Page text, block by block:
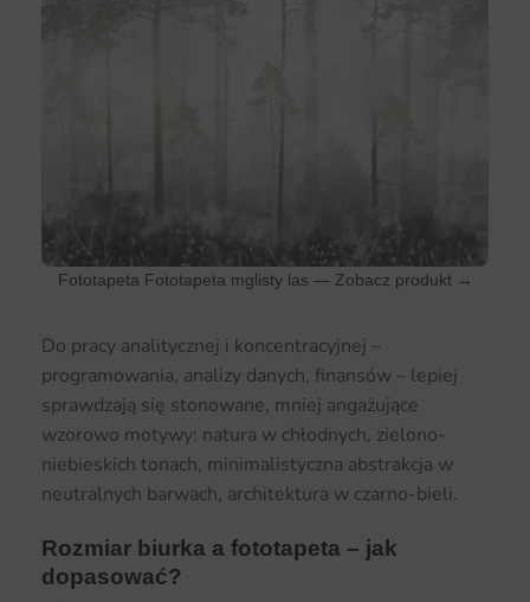
Fototapeta Fototapeta mglisty las — Zobacz produkt →
Do pracy analitycznej i koncentracyjnej –
programowania, analizy danych, finansów – lepiej
sprawdzają się stonowane, mniej angażujące
wzorowo motywy: natura w chłodnych, zielono-
niebieskich tonach, minimalistyczna abstrakcja w
neutralnych barwach, architektura w czarno-bieli.
Rozmiar biurka a fototapeta – jak
dopasować?